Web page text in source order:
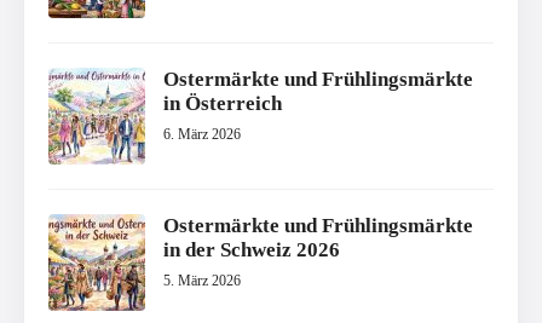
Ostermärkte und Frühlingsmärkte
in Österreich
6. März 2026
Ostermärkte und Frühlingsmärkte
in der Schweiz 2026
5. März 2026